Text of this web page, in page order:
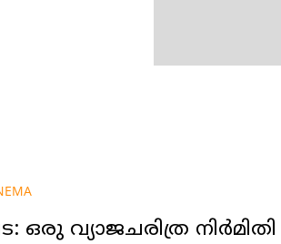
ഒരു വ്യാജചരിത്ര നിർമിതി